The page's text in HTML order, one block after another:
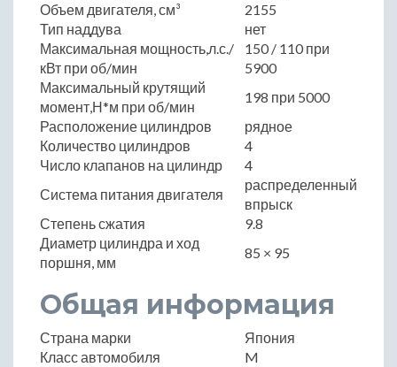
Объем двигателя, см³
2155
Тип наддува
нет
Максимальная мощность,л.с./
кВт при об/мин
150 / 110 при
5900
Максимальный крутящий
момент,Н*м при об/мин
198 при 5000
Расположение цилиндров
рядное
Количество цилиндров
4
Число клапанов на цилиндр
4
Система питания двигателя
распределенный
впрыск
Степень сжатия
9.8
Диаметр цилиндра и ход
поршня, мм
85 × 95
Общая информация
Страна марки
Япония
Класс автомобиля
M